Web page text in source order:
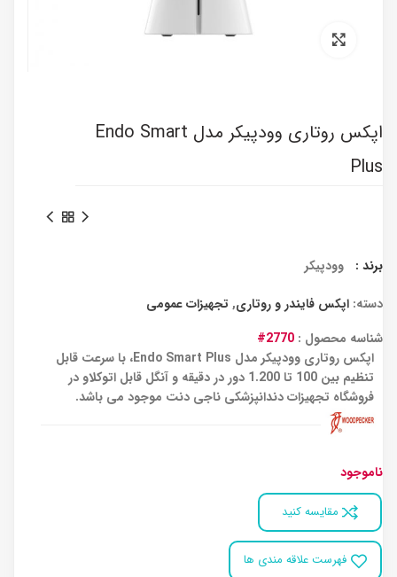
برای بزرگنمایی کلیک کنید
اپکس روتاری وودپیکر مدل Endo Smart
Plus
برند :
وودپیکر
دسته: اپکس فایندر و روتاری, تجهیزات عمومی
شناسه محصول : 2770#
اپکس روتاری وودپیکر مدل Endo Smart Plus، با سرعت قابل
تنظیم بین 100 تا 1.200 دور در دقیقه و آنگل قابل اتوکلاو در
فروشگاه تجهیزات دندانپزشکی ناجی دنت موجود می باشد.
ناموجود
مقایسه کنید
فهرست علاقه مندی ها